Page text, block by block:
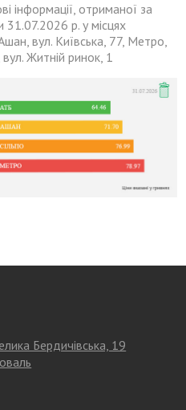
інформації, отриманої за
р. у місцях
вул. Київська, 77, Метро,
Житній ринок, 1
Бердичівська, 19